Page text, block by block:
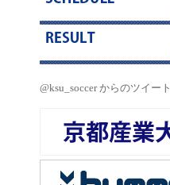
@ksu_soccer からのツイート